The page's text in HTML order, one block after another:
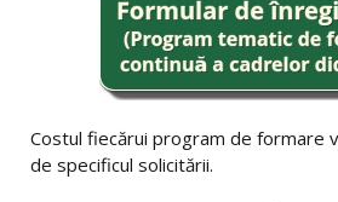
Costul fiecărui program de formare
de specificul solicitării.